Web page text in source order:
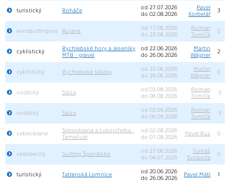
turistický Roháče
od 27.07.2026
do 02.08.2026
Pavel
Korbelář
3
windsurfingový Rujana
od 17.08.2026
do 23.08.2026
Roman
Tomčík
0
cyklistický
Rychlebské hory a Jeseníky
MTB - gravel
od 22.06.2026
do 26.06.2026
Martin
Wágner
2
cyklistický Rychlebské stezky
od 22.06.2026
do 26.06.2026
Martin
Wágner
0
vodácký Salza
od 03.08.2026
do 06.08.2026
Roman
Tomčík
-3
vodácký Salza
od 03.09.2026
do 06.09.2026
Roman
Tomčík
-3
sebeobrana
Sebeobrana a Lukostřelba -
Temešvár
od 02.08.2026
do 07.08.2026
Pavel Rus 0
všeobecný Surfing Španělsko
od 27.06.2026
do 04.07.2026
Tomáš
Svoboda
0
turistický Tatranská Lomnice
od 20.06.2026
do 26.06.2026
Pavel Mátl 1